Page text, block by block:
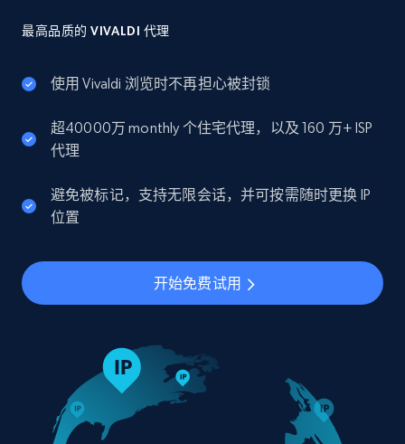
最高品质的 VIVALDI 代理
使用 Vivaldi 浏览时不再担心被封锁
超40000万 monthly 个住宅代理，以及 160 万+ ISP
代理
避免被标记，支持无限会话，并可按需随时更换 IP
位置
开始免费试用